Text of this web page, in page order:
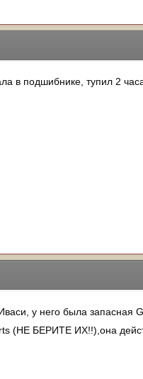
в подшибнике, тупил 2
у него была запасная
(НЕ БЕРИТЕ ИХ!!),она